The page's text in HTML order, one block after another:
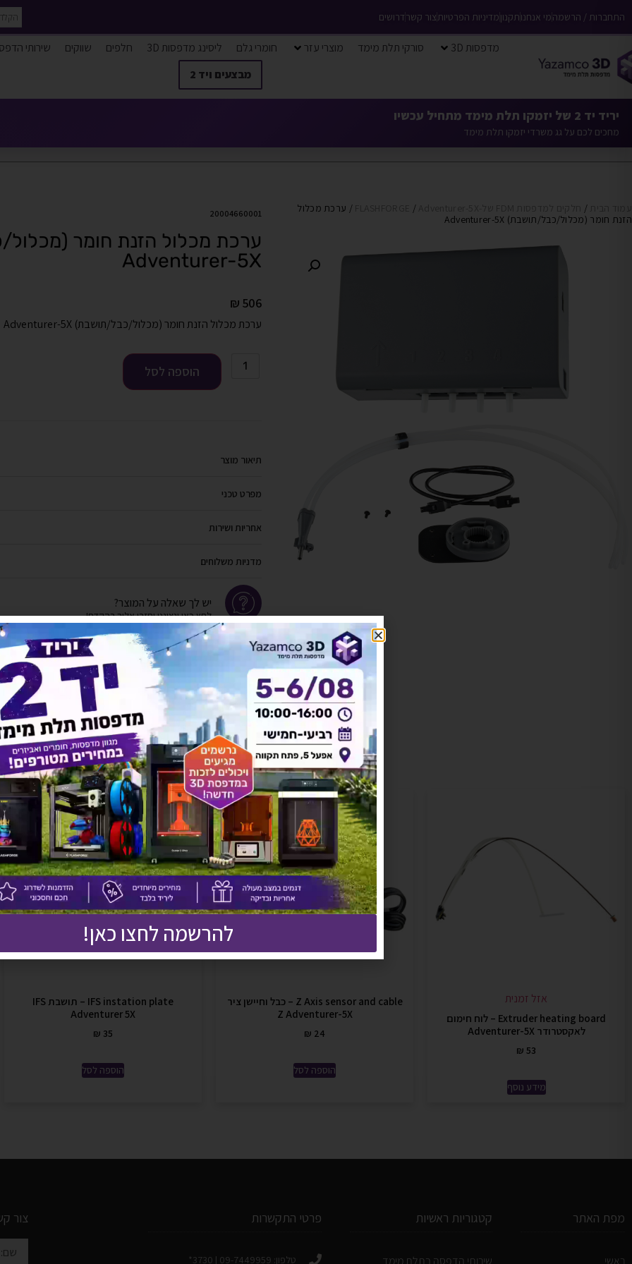
התחברות / הרשמהמי אנחנותקנוןמדיניות הפרטיות צור קשרדרושים
מדפסות 3D סורקי תלת מימד מוצרי עזר חומרי גלם ליסינג מדפסות 3D חלפים שווקים
שירותי
מבצעים ויד 2
יריד יד 2 של יזמקו תלת מימד מתחיל עכשיו
מחכים לכם על גג משרדי יזמקו תלת מימד
/
/
/ ערכת מכלול
הזנת חומר (מכלול/כבל/תושבת) Adventurer-5X
20004660001
ערכת מכלול הזנת חומר
Adventurer-5X
₪ 506
ערכת מכלול הזנת חומר (מכלול/כבל/תושבת) Adventurer-5X
הוספה לסל
תיאור מוצר
מפרט טכני
אחריות ושירות
מדניות משלוחים
יש לך שאלה על המוצר?
לחץ כאן ונציגנו יחזרו אליך בהקדם!
אולי יעניין אותך גם
אזל זמנית
Extruder heating board – לוח חימום
לאקסטרודר Adventurer-5X
₪ 53
מידע נוסף
Z Axis sensor and cable – כבל וחיישן ציר
Z Adventurer-5X
₪ 24
הוספה לסל
IFS instation plate – תושבת IFS
Adventurer 5X
₪ 35
הוספה לסל
מפת האתר
ראשי
קטגוריות ראשיות
שירותי הדפסה בתלת מימד
פרטי התקשרות
טלפון: 09-7449959 | 3730*
צור
להרשמה לחצו כאן!